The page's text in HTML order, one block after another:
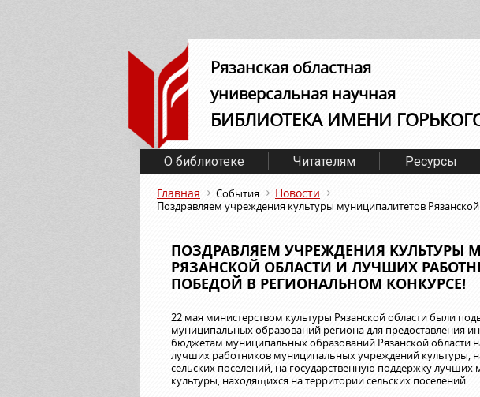
Рязанская областная
универсальная научная
БИБЛИОТЕКА ИМЕНИ
О библиотеке Читателям Ресурсы
Главная События Новости
Поздравляем учреждения культуры муниципалитетов
ПОЗДРАВЛЯЕМ УЧРЕЖДЕНИЯ КУЛЬТУРЫ
РЯЗАНСКОЙ ОБЛАСТИ И ЛУЧШИХ
ПОБЕДОЙ В РЕГИОНАЛЬНОМ КОНКУРСЕ!
22 мая министерством культуры Рязанской области были
муниципальных образований региона для предоставления
бюджетам муниципальных образований Рязанской области
лучших работников муниципальных учреждений культуры,
сельских поселений, на государственную поддержку
культуры, находящихся на территории сельских поселений.